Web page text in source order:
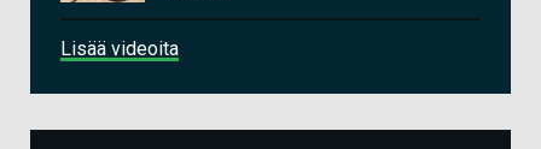
Lisää videoita